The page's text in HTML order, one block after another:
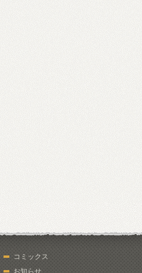
コミックス
お知らせ